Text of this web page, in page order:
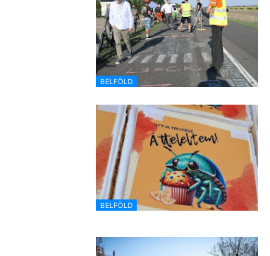
BELFÖLD
BELFÖLD